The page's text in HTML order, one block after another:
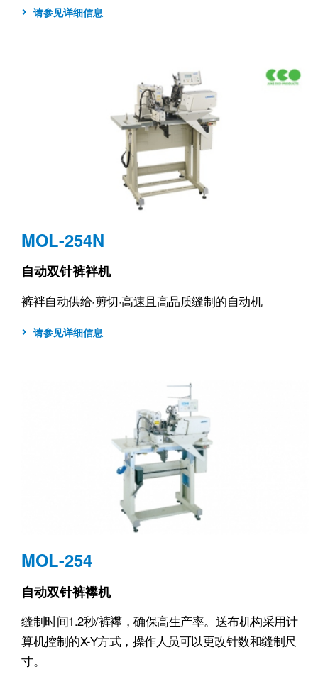
请参见详细信息
MOL-254N
自动双针裤袢机
裤袢自动供给·剪切·高速且高品质缝制的自动机
请参见详细信息
MOL-254
自动双针裤襻机
缝制时间1.2秒/裤襻，确保高生产率。送布机构采用计
算机控制的X-Y方式，操作人员可以更改针数和缝制尺
寸。